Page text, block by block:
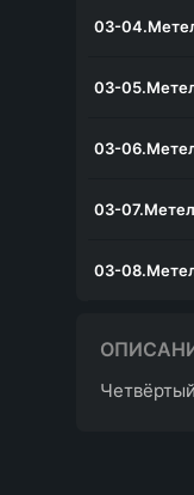
03-
03-
03-
03-
03-
03-